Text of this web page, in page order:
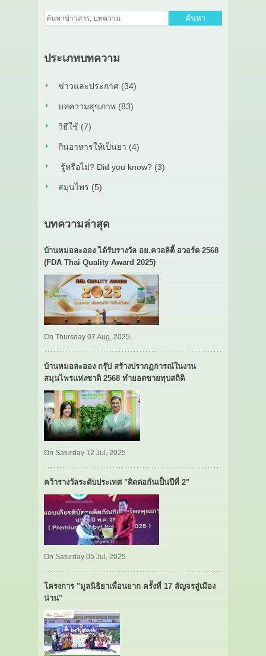
ค้นหา
ประเภทบทความ
ข่าวและประกาศ (34)
บทความสุขภาพ (83)
วิธีใช้ (7)
กินอาหารให้เป็นยา (4)
รู้หรือไม่? Did you know? (3)
สมุนไพร (5)
บทความล่าสุด
บ้านหมอละออง ได้รับรางวัล อย.ควอลิตี้ อวอร์ด 2568
(FDA Thai Quality Award 2025)
On Thursday 07 Aug, 2025
บ้านหมอละออง กรุ๊ป สร้างปรากฏการณ์ในงาน
สมุนไพรแห่งชาติ 2568 ทำยอดขายทุบสถิติ
On Saturday 12 Jul, 2025
คว้ารางวัลระดับประเทศ "ติดต่อกันเป็นปีที่ 2"
On Saturday 05 Jul, 2025
โครงการ "มูลนิธิยาเพื่อนยาก ครั้งที่ 17 สัญจรสู่เมือง
น่าน"